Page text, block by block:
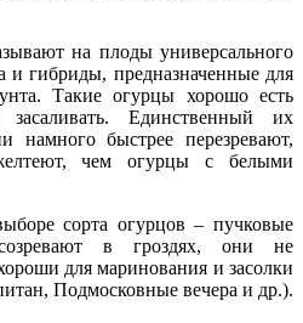
на плоды универсального
и гибриды, предназначенные для
Такие огурцы хорошо есть
Единственный их
намного быстрее перезревают,
чем огурцы с белыми
сорта огурцов – пучковые
в гроздях, они не
для маринования и засолки
Подмосковные вечера и др.).